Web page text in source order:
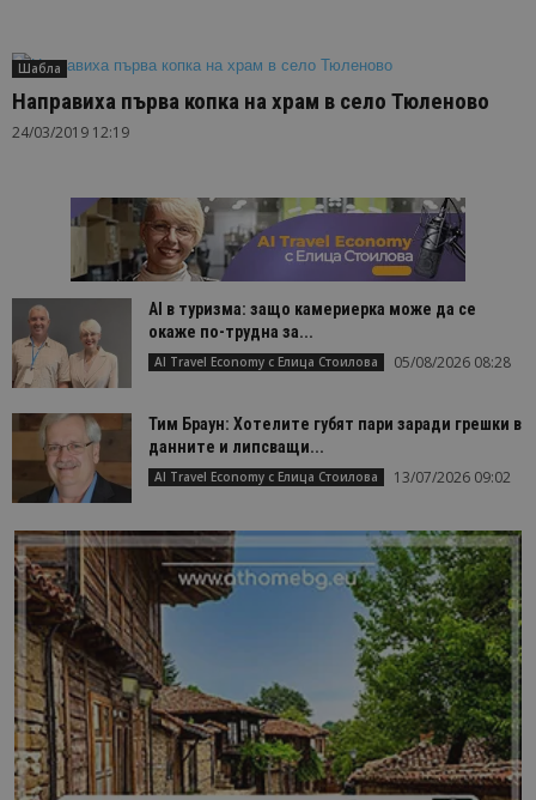
Шабла
Направиха първа копка на храм в село Тюленово
24/03/2019 12:19
AI в туризма: защо камериерка може да се
окаже по-трудна за...
AI Travel Economy с Елица Стоилова 05/08/2026 08:28
Тим Браун: Хотелите губят пари заради грешки в
данните и липсващи...
AI Travel Economy с Елица Стоилова 13/07/2026 09:02